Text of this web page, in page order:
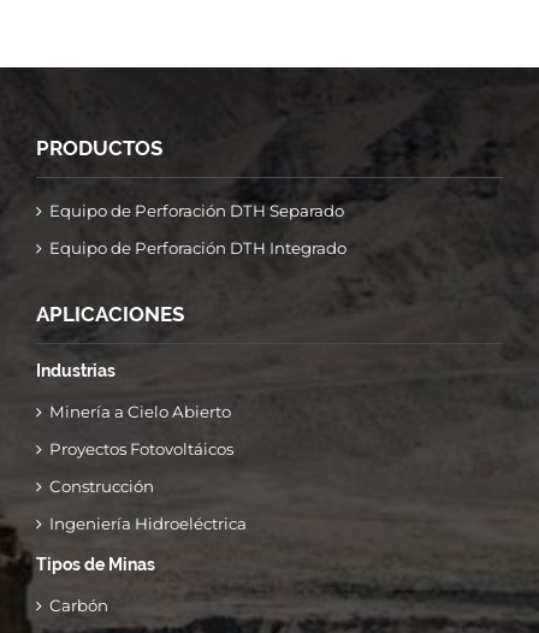
PRODUCTOS
Equipo de Perforación DTH Separado
Equipo de Perforación DTH Integrado
APLICACIONES
Industrias
Minería a Cielo Abierto
Proyectos Fotovoltáicos
Construcción
Ingeniería Hidroeléctrica
Tipos de Minas
Carbón